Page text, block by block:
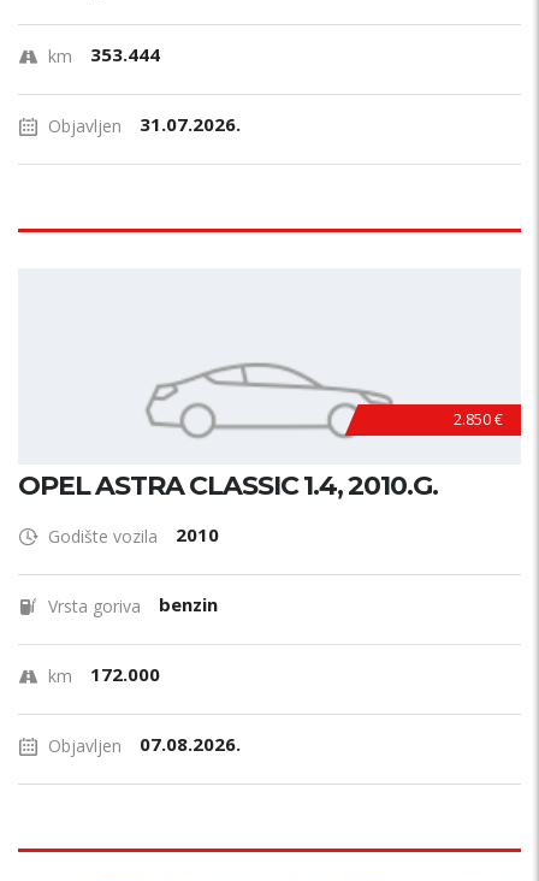
km 353.444
Objavljen 31.07.2026.
2.850 €
OPEL ASTRA CLASSIC 1.4, 2010.G.
Godište vozila 2010
Vrsta goriva benzin
km 172.000
Objavljen 07.08.2026.